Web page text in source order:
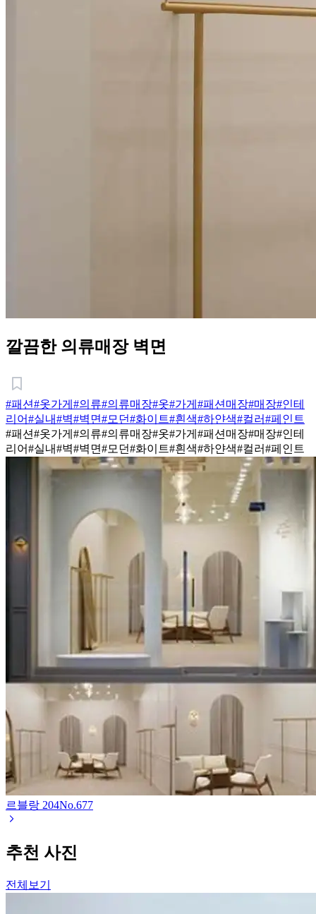
깔끔한 의류매장 벽면
#패션#옷가게 #의류#의류매장#옷#가게 #패션매장#매장#인테
리어#실내#벽#벽면#모던#화이트#흰색#하얀색#컬러#페인트
#패션#옷가게 #의류#의류매장#옷#가게 #패션매장#매장#인테
리어#실내#벽#벽면#모던#화이트#흰색#하얀색#컬러#페인트
르블랑 204No.677
추천 사진
전체보기